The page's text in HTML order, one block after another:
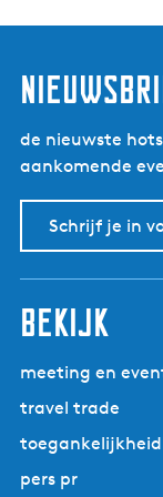
p
n
o
n
de nieuwste
aankomende
Schrijf je in
bekijk
meeting en
travel trade
toegankelijkheid
pers pr